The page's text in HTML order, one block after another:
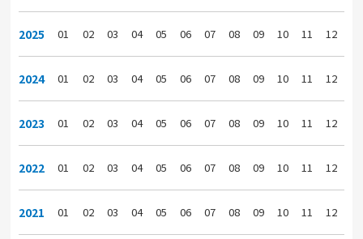
2025 01 02 03 04 05 06 07 08 09 10 11 12
2024 01 02 03 04 05 06 07 08 09 10 11 12
2023 01 02 03 04 05 06 07 08 09 10 11 12
2022 01 02 03 04 05 06 07 08 09 10 11 12
2021 01 02 03 04 05 06 07 08 09 10 11 12